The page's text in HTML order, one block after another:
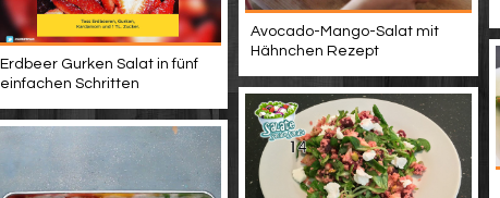
Avocado-Mango-Salat mit
Hähnchen Rezept
Erdbeer Gurken Salat in fünf
einfachen Schritten